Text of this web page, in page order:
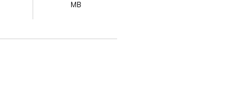
und Erdgas ersetzen kann.
dem Motto "1+1 ist mehr als
MB